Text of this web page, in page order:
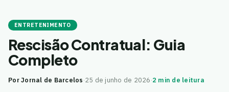
ENTRETENIMENTO
Rescisão Contratual: Guia
Completo
Por Jornal de Barcelos·25 de junho de 2026·2 min de leitura